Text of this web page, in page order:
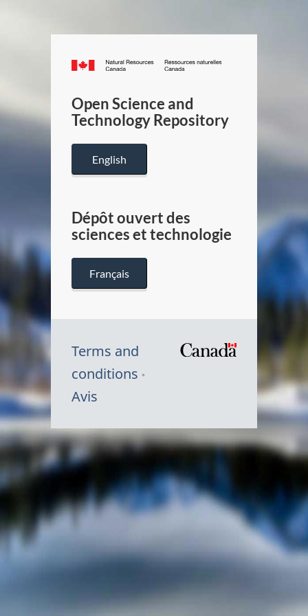
Canada.ca
/
Canada
Open Science and
Technology Repository
English
Dépôt ouvert des
sciences et technologie
Français
Terms and
conditions
Avis
Symbole
du
Canada